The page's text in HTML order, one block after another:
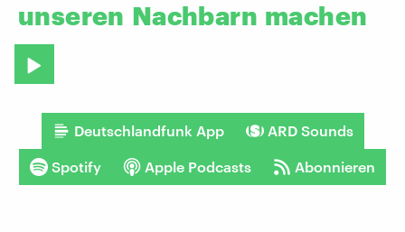
unseren Nachbarn machen
Deutschlandfunk App ARD Sounds
Spotify Apple Podcasts Abonnieren